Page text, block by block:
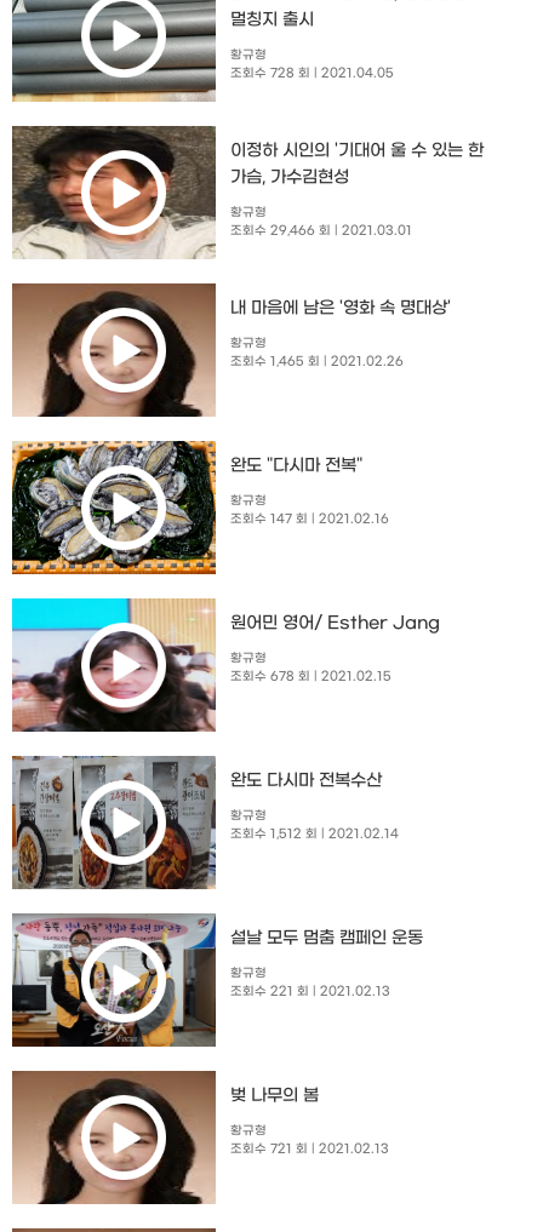
멀칭지 출시
황규형
조회수 728 회
| 2021.04.05
이정하 시인의 '기대어 울 수 있는 한
가슴, 가수김현성
황규형
조회수 29,466 회
| 2021.03.01
내 마음에 남은 '영화 속 명대상'
황규형
조회수 1,465 회
| 2021.02.26
완도 "다시마 전복"
황규형
조회수 147 회
| 2021.02.16
원어민 영어/ Esther Jang
황규형
조회수 678 회
| 2021.02.15
완도 다시마 전복수산
황규형
조회수 1,512 회
| 2021.02.14
설날 모두 멈춤 캠페인 운동
황규형
조회수 221 회
| 2021.02.13
벚 나무의 봄
황규형
조회수 721 회
| 2021.02.13